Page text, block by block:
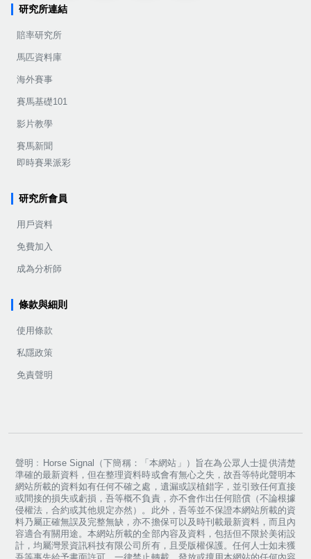
研究所連結
賠率研究所
馬匹資料庫
海外賽事
賽馬基礎101
影片教學
賽馬新聞
即時賽果派彩
研究所會員
用戶資料
免費加入
成為分析師
條款與細則
使用條款
私隱政策
免責聲明
聲明﹕Horse Signal（下簡稱：「本網站」）旨在為公眾人士提供清楚
準確的最新資料，但在整理資料時或會有無心之失，故吾等特此聲明本
網站所載的資料如有任何不確之處，遺漏或誤植錯字，並引致任何直接
或間接的損失或虧損，吾等概不負責，亦不會作出任何賠償（不論根據
侵權法，合約或其他規定亦然）。此外，吾等並不保證本網站所載的資
料乃屬正確無誤及完整無缺，亦不擔保可以及時刊載最新資料，而且內
容適合有關用途。本網站所載的全部內容及資料，包括但不限於美術設
計，均屬灣景資訊科技有限公司所有，且受版權保護。任何人士如未獲